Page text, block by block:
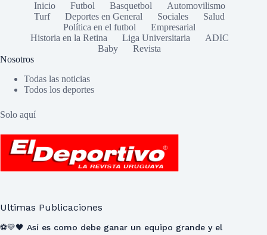
Inicio Futbol Basquetbol
Automovilismo
Turf
Deportes en General Sociales
Salud
Política en el futbol
Empresarial
Historia en la Retina
Liga Universitaria
ADIC
Baby
Revista
Nosotros
Todas las noticias
Todos los deportes
Solo aquí
Ultimas Publicaciones
⚽💛🖤 Así es como debe ganar un equipo grande y el